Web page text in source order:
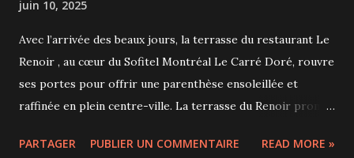
juin 10, 2025
Avec l’arrivée des beaux jours, la terrasse du restaurant Le
Renoir , au cœur du Sofitel Montréal Le Carré Doré, rouvre
ses portes pour offrir une parenthèse ensoleillée et
raffinée en plein centre-ville. La terrasse du Renoir promet
une cuisine signée par le talentueux Chef Olivier Perret,
PARTAGER PUBLIER UN COMMENTAIRE READ MORE »